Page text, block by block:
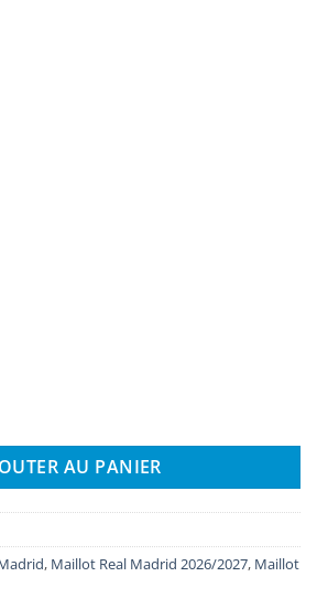
Madrid Domicile Femme 2026/2027
AU PANIER
, Maillot Real Madrid 2026/2027, Maillot